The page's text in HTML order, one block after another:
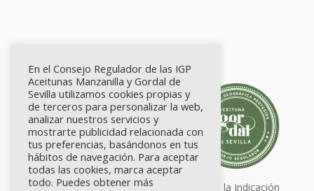
Calidad certificada por Origen. Sellos de la Indicación
En el Consejo Regulador de las IGP
Aceitunas Manzanilla y Gordal de
Sevilla utilizamos cookies propias y
de terceros para personalizar la web,
analizar nuestros servicios y
mostrarte publicidad relacionada con
tus preferencias, basándonos en tus
hábitos de navegación. Para aceptar
todas las cookies, marca aceptar
todo. Puedes obtener más